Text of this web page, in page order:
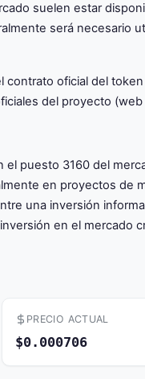
suelen estar
será
contrato oficial del
del proyecto
puesto 3160 del
en proyectos de
una inversión
en el mercado
PRECIO ACTUAL
$0.000706